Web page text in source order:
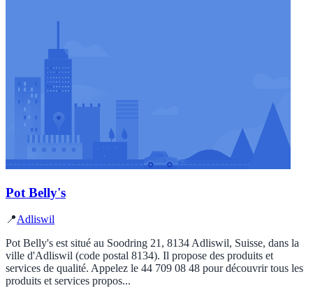
Pot Belly's
📍Adliswil
Pot Belly's est situé au Soodring 21, 8134 Adliswil, Suisse, dans la
ville d'Adliswil (code postal 8134). Il propose des produits et
services de qualité. Appelez le 44 709 08 48 pour découvrir tous les
produits et services propos...